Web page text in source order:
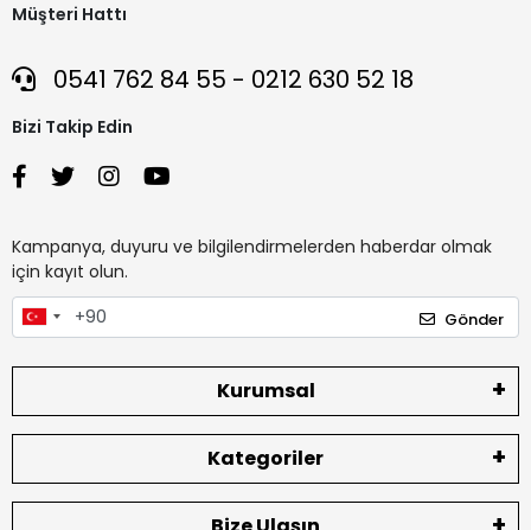
Müşteri Hattı
0541 762 84 55 - 0212 630 52 18
Bizi Takip Edin
Kampanya, duyuru ve bilgilendirmelerden haberdar olmak
için kayıt olun.
Gönder
Kurumsal
Kategoriler